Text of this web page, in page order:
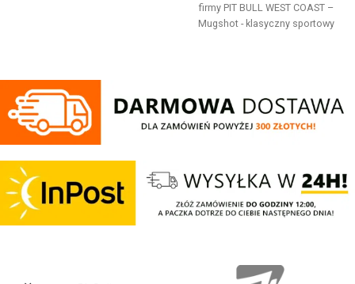
ściągacze rękawów dodatkowo
posiadają otwory na kciuk - od
wewnętrznej strony lamówka przy
karku chroniąca przed otarciami -
silikonowa kwadratowa naszywka
na lewym rękawie z logo marki Pit
Bull - duży nadruk na plecach oraz
mniejszy na klatce piersiowej -
wszystkie nadruki wykonane są
firmy PIT BULL WEST COAST –
Mugshot - klasyczny sportowy
szczotkowana i przyjemna w
metalowym wykończeniem -
ściągacze rękawów posiadają
otwory na kciuki - lamówka przy
przednia kieszeń typu kangurka -